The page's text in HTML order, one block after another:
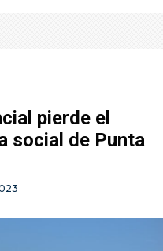
pierde el
social de Punta